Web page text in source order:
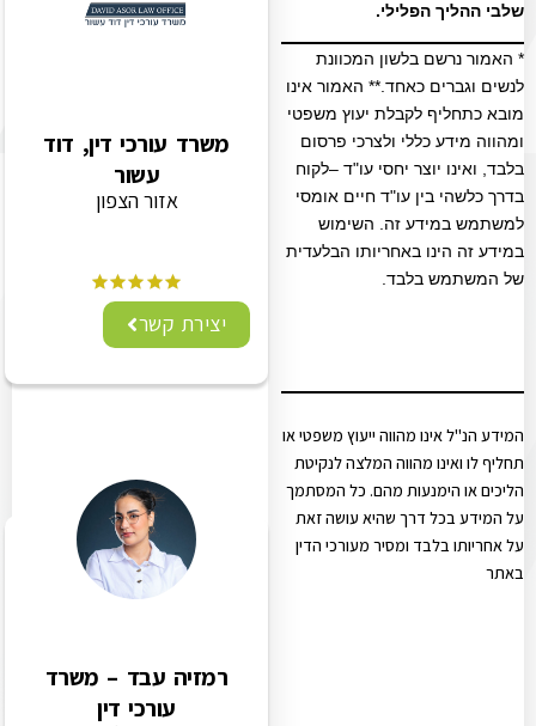
שלבי ההליך הפלילי.
* האמור נרשם בלשון המכוונת
לנשים וגברים כאחד.** האמור אינו
מובא כתחליף לקבלת יעוץ משפטי
ומהווה מידע כללי ולצרכי פרסום
בלבד, ואינו יוצר יחסי עו"ד –לקוח
בדרך כלשהי בין עו"ד חיים אומסי
למשתמש במידע זה. השימוש
במידע זה הינו באחריותו הבלעדית
של המשתמש בלבד.
המידע הנ"ל אינו מהווה ייעוץ משפטי או
תחליף לו ואינו מהווה המלצה לנקיטת
הליכים או הימנעות מהם. כל המסתמך
על המידע בכל דרך שהיא עושה זאת
על אחריותו בלבד ומסיר מעורכי הדין
באתר
משרד עורכי דין, דוד
עשור
אזור הצפון
יצירת קשר
רמזיה עבד – משרד
עורכי דין